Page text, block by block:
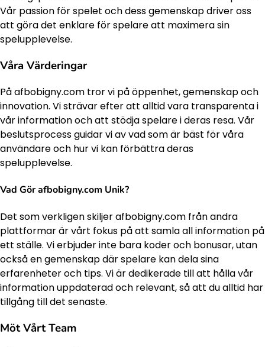
Vår passion för spelet och dess gemenskap driver oss
att göra det enklare för spelare att maximera sin
spelupplevelse.
Våra Värderingar
På afbobigny.com tror vi på öppenhet, gemenskap och
innovation. Vi strävar efter att alltid vara transparenta i
vår information och att stödja spelare i deras resa. Vår
beslutsprocess guidar vi av vad som är bäst för våra
användare och hur vi kan förbättra deras
spelupplevelse.
Vad Gör afbobigny.com Unik?
Det som verkligen skiljer afbobigny.com från andra
plattformar är vårt fokus på att samla all information på
ett ställe. Vi erbjuder inte bara koder och bonusar, utan
också en gemenskap där spelare kan dela sina
erfarenheter och tips. Vi är dedikerade till att hålla vår
information uppdaterad och relevant, så att du alltid har
tillgång till det senaste.
Möt Vårt Team